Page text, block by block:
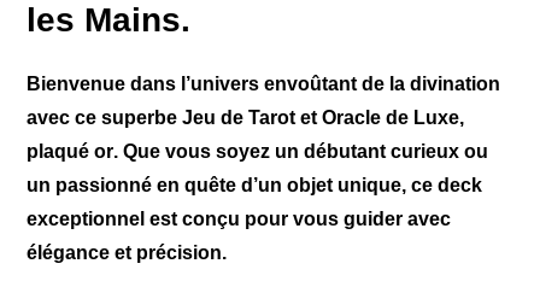
les Mains.
Bienvenue dans l’univers envoûtant de la divination
avec ce superbeJeu de Tarot et Oracle de Luxe,
plaqué or. Que vous soyez un débutant curieux ou
un passionné en quête d’un objet unique, ce deck
exceptionnel est conçu pour vous guider avec
élégance et précision.